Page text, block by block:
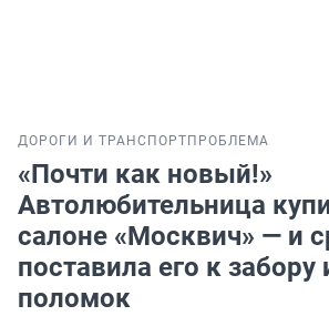
ДОРОГИ И ТРАНСПОРТ ПРОБЛЕМА
«Почти как новый!»
Автолюбительница
салоне «Москвич» — и
поставила его к забору
поломок